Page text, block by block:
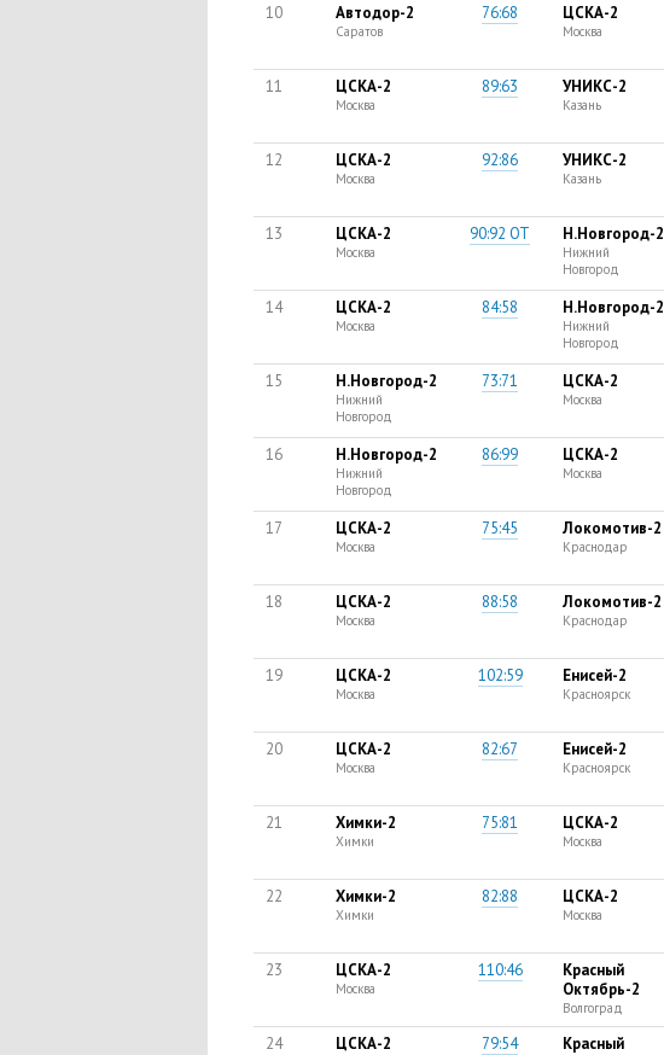
10
Автодор-2
Саратов
76:68 ЦСКА-2
Москва
11
ЦСКА-2
Москва
89:63 УНИКС-2
Казань
12
ЦСКА-2
Москва
92:86 УНИКС-2
Казань
13
ЦСКА-2
Москва
90:92 ОТ Н.Новгород-2
Нижний
Новгород
14
ЦСКА-2
Москва
84:58 Н.Новгород-2
Нижний
Новгород
15
Н.Новгород-2
Нижний
Новгород
73:71 ЦСКА-2
Москва
16
Н.Новгород-2
Нижний
Новгород
86:99 ЦСКА-2
Москва
17
ЦСКА-2
Москва
75:45 Локомотив-2
Краснодар
18
ЦСКА-2
Москва
88:58 Локомотив-2
Краснодар
19
ЦСКА-2
Москва
102:59 Енисей-2
Красноярск
20
ЦСКА-2
Москва
82:67 Енисей-2
Красноярск
21
Химки-2
Химки
75:81 ЦСКА-2
Москва
22
Химки-2
Химки
82:88 ЦСКА-2
Москва
23
ЦСКА-2
Москва
110:46
Красный
Октябрь-2
Волгоград
24
ЦСКА-2 79:54
Красный